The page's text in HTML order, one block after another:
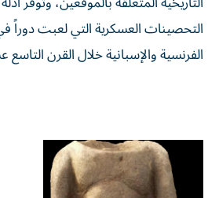
التحصينات العسكرية التي لعبت دوراً
الفرنسية والإسبانية خلال القرن